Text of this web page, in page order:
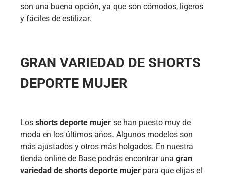
son una buena opción, ya que son cómodos, ligeros
y fáciles de estilizar.
GRAN VARIEDAD DE SHORTS
DEPORTE MUJER
Los shorts deporte mujer se han puesto muy de
moda en los últimos años. Algunos modelos son
más ajustados y otros más holgados. En nuestra
tienda online de Base podrás encontrar una gran
variedad de shorts deporte mujer para que elijas el